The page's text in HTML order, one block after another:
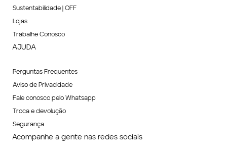
Sustentabilidade | OFF
Lojas
Trabalhe Conosco
AJUDA
Perguntas Frequentes
Aviso de Privacidade
Fale conosco pelo Whatsapp
Troca e devolução
Segurança
Acompanhe a gente nas redes sociais